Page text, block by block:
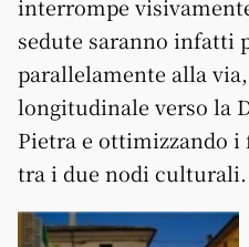
interrompe
sedute saranno infatti
parallelamente alla via,
longitudinale verso la
Pietra e ottimizzando
tra i due nodi culturali.